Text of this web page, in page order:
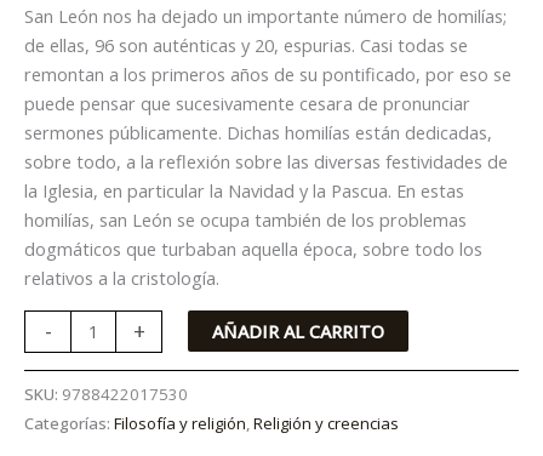
San León nos ha dejado un importante número de homilías;
de ellas, 96 son auténticas y 20, espurias. Casi todas se
remontan a los primeros años de su pontificado, por eso se
puede pensar que sucesivamente cesara de pronunciar
sermones públicamente. Dichas homilías están dedicadas,
sobre todo, a la reflexión sobre las diversas festividades de
la Iglesia, en particular la Navidad y la Pascua. En estas
homilías, san León se ocupa también de los problemas
dogmáticos que turbaban aquella época, sobre todo los
relativos a la cristología.
- + AÑADIR AL CARRITO
SKU: 9788422017530
Categorías: Filosofía y religión,Religión y creencias